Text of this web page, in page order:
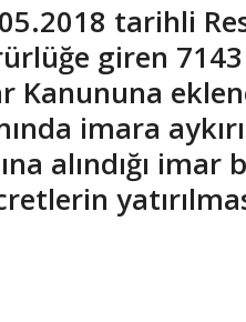
tarihli
giren 7143
Kanununa
imara
alındığı imar